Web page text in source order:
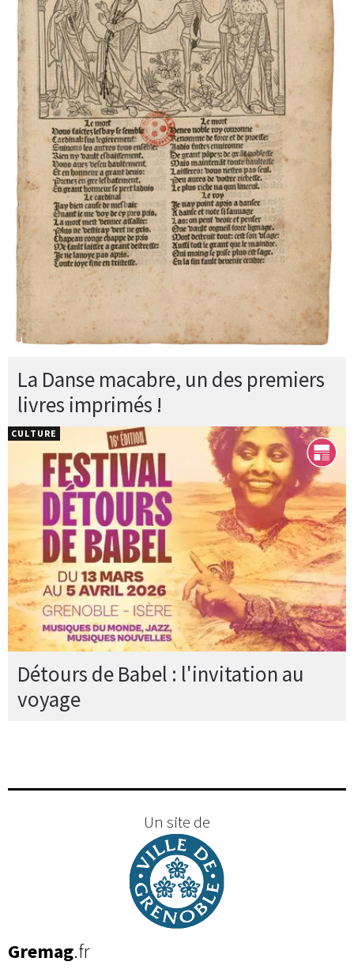
La Danse macabre, un des premiers
livres imprimés !
Détours de Babel : l'invitation au
voyage
CULTURE
Un site de
Gremag.fr